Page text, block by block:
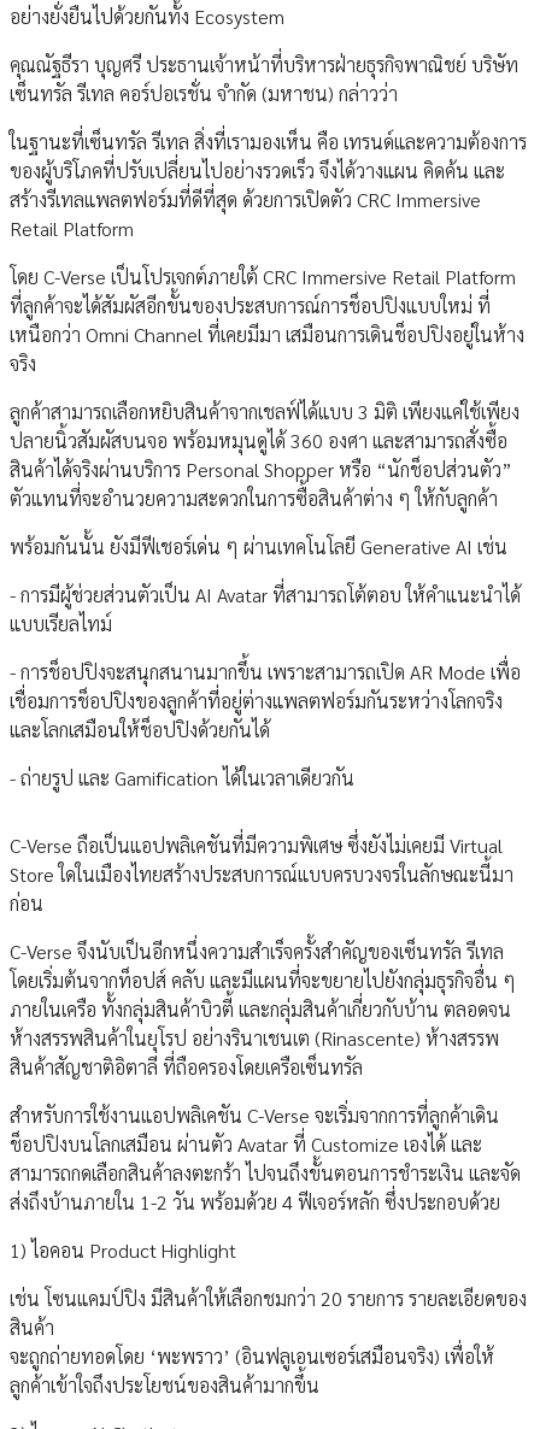
อย่างยั่งยืนไปด้วยกันทั้ง Ecosystem
คุณณัฐธีรา บุญศรี ประธานเจ้าหน้าที่บริหารฝ่ายธุรกิจพาณิชย์ บริษัท
เซ็นทรัล รีเทล คอร์ปอเรชั่น จำกัด (มหาชน) กล่าวว่า
ในฐานะที่เซ็นทรัล รีเทล สิ่งที่เรามองเห็น คือ เทรนด์และความต้องการ
ของผู้บริโภคที่ปรับเปลี่ยนไปอย่างรวดเร็ว จึงได้วางแผน คิดค้น และ
สร้างรีเทลแพลตฟอร์มที่ดีที่สุด ด้วยการเปิดตัว CRC Immersive
Retail Platform
โดย C-Verse เป็นโปรเจกต์ภายใต้ CRC Immersive Retail Platform
ที่ลูกค้าจะได้สัมผัสอีกขั้นของประสบการณ์การช็อปปิงแบบใหม่ ที่
เหนือกว่า Omni Channel ที่เคยมีมา เสมือนการเดินช็อปปิงอยู่ในห้าง
จริง
ลูกค้าสามารถเลือกหยิบสินค้าจากเชลฟ์ได้แบบ 3 มิติ เพียงแค่ใช้เพียง
ปลายนิ้วสัมผัสบนจอ พร้อมหมุนดูได้ 360 องศา และสามารถสั่งซื้อ
สินค้าได้จริงผ่านบริการ Personal Shopper หรือ “นักช็อปส่วนตัว”
ตัวแทนที่จะอำนวยความสะดวกในการซื้อสินค้าต่าง ๆ ให้กับลูกค้า
พร้อมกันนั้น ยังมีฟีเชอร์เด่น ๆ ผ่านเทคโนโลยี Generative AI เช่น
- การมีผู้ช่วยส่วนตัวเป็น AI Avatar ที่สามารถโต้ตอบ ให้คำแนะนำได้
แบบเรียลไทม์
- การช็อปปิงจะสนุกสนานมากขึ้น เพราะสามารถเปิด AR Mode เพื่อ
เชื่อมการช็อปปิงของลูกค้าที่อยู่ต่างแพลตฟอร์มกันระหว่างโลกจริง
และโลกเสมือนให้ช็อปปิงด้วยกันได้
- ถ่ายรูป และ Gamification ได้ในเวลาเดียวกัน
C-Verse ถือเป็นแอปพลิเคชันที่มีความพิเศษ ซึ่งยังไม่เคยมี Virtual
Store ใดในเมืองไทยสร้างประสบการณ์แบบครบวงจรในลักษณะนี้มา
ก่อน
C-Verse จึงนับเป็นอีกหนึ่งความสำเร็จครั้งสำคัญของเซ็นทรัล รีเทล
โดยเริ่มต้นจากท็อปส์ คลับ และมีแผนที่จะขยายไปยังกลุ่มธุรกิจอื่น ๆ
ภายในเครือ ทั้งกลุ่มสินค้าบิวตี้ และกลุ่มสินค้าเกี่ยวกับบ้าน ตลอดจน
ห้างสรรพสินค้าในยุโรป อย่างรินาเชนเต (Rinascente) ห้างสรรพ
สินค้าสัญชาติอิตาลี ที่ถือครองโดยเครือเซ็นทรัล
สำหรับการใช้งานแอปพลิเคชัน C-Verse จะเริ่มจากการที่ลูกค้าเดิน
ช็อปปิงบนโลกเสมือน ผ่านตัว Avatar ที่ Customize เองได้ และ
สามารถกดเลือกสินค้าลงตะกร้า ไปจนถึงขั้นตอนการชำระเงิน และจัด
ส่งถึงบ้านภายใน 1-2 วัน พร้อมด้วย 4 ฟีเจอร์หลัก ซึ่งประกอบด้วย
1) ไอคอน Product Highlight
เช่น โซนแคมป์ปิง มีสินค้าให้เลือกชมกว่า 20 รายการ รายละเอียดของ
สินค้า
จะถูกถ่ายทอดโดย ‘พะพราว’ (อินฟลูเอนเซอร์เสมือนจริง) เพื่อให้
ลูกค้าเข้าใจถึงประโยชน์ของสินค้ามากขึ้น